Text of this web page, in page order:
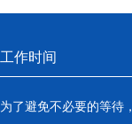
工作时间
为了避免不必要的等待